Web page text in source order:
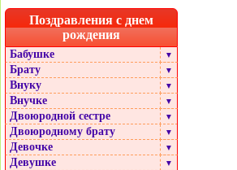
Поздравления с днем
рождения
Бабушке ▼
Брату ▼
Внуку ▼
Внучке ▼
Двоюродной сестре ▼
Двоюродному брату ▼
Девочке ▼
Девушке ▼